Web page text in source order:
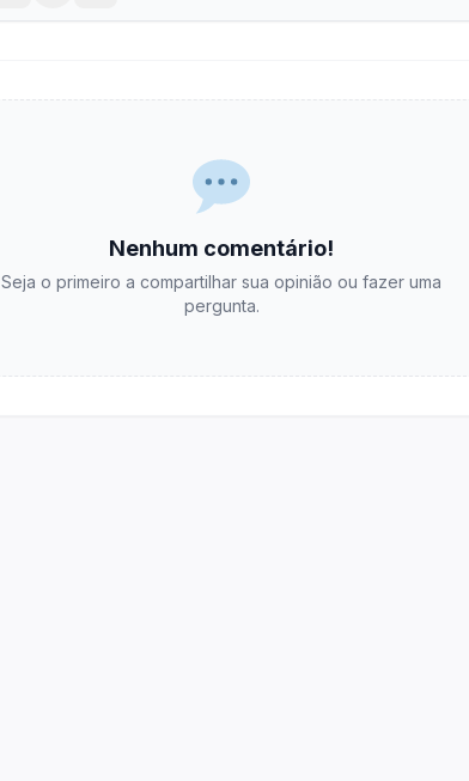
Nenhum comentário!
Seja o primeiro a compartilhar sua opinião ou fazer uma
pergunta.